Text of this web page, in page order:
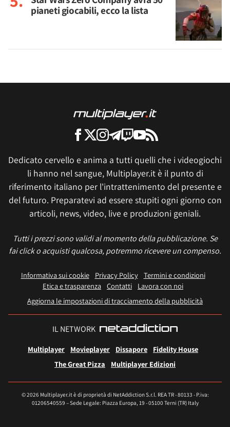
pianeti giocabili, ecco la lista
Dedicato cervello e anima a tutti quelli che i videogiochi
li hanno nel sangue, Multiplayer.it è il punto di
riferimento italiano per l'intrattenimento del presente e
del futuro. Preparatevi ad essere stupiti ogni giorno con
articoli, news, video, live e produzioni geniali.
Tutti i prezzi sono validi al momento della pubblicazione. Se
fai click o acquisti qualcosa, potremmo ricevere un compenso.
Informativa sui cookie Privacy Policy
Termini e condizioni
Etica e trasparenza Contatti
Lavora con noi
Aggiorna le impostazioni di tracciamento della pubblicità
IL NETWORK
Multiplayer Movieplayer Dissapore
Fidelity House
The Great Pizza
Multiplayer Edizioni
© 2026 Multiplayer.it è di proprietà di NetAddiction S.r.l. REA TR - 80133 - P.iva:
01206540559 – Sede Legale: Piazza Europa, 19 - 05100 Terni (TR) Italy